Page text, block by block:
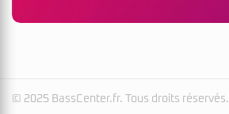
© 2025 BassCenter.fr. Tous droits réservés.